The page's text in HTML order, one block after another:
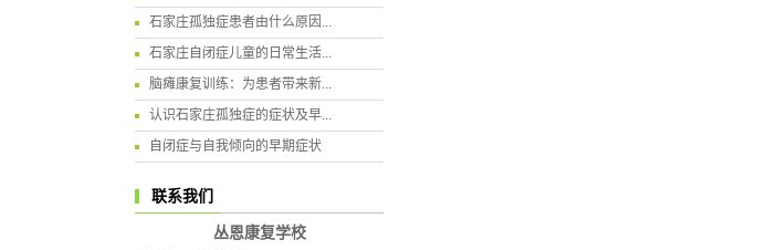
石家庄孤独症患者由什么原因...
石家庄自闭症儿童的日常生活...
脑瘫康复训练：为患者带来新...
认识石家庄孤独症的症状及早...
自闭症与自我倾向的早期症状
联系我们
丛恩康复学校